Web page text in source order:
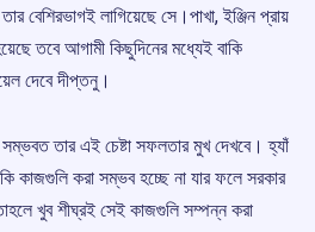
বেশিরভাগই লাগিয়েছে সে।পাখা, ইঞ্জিন প্রায়
তবে আগামী কিছুদিনের মধ্যেই বাকি
দেবে দীপ্তনু।
সম্ভবত তার এই চেষ্টা সফলতার মুখ দেখবে। হ্যাঁ
কাজগুলি করা সম্ভব হচ্ছে না যার ফলে সরকার
খুব শীঘ্রই সেই কাজগুলি সম্পন্ন করা